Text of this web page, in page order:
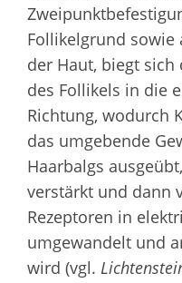
Follikelgrund sowie
der Haut, biegt
des Follikels in die
Richtung, wodurch
das umgebende
Haarbalgs
verstärkt und dann
Rezeptoren in
umgewandelt und
wird (vgl.